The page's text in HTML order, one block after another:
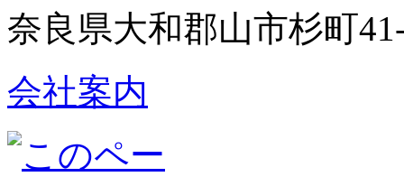
奈良県大和郡山市杉町
会社案内